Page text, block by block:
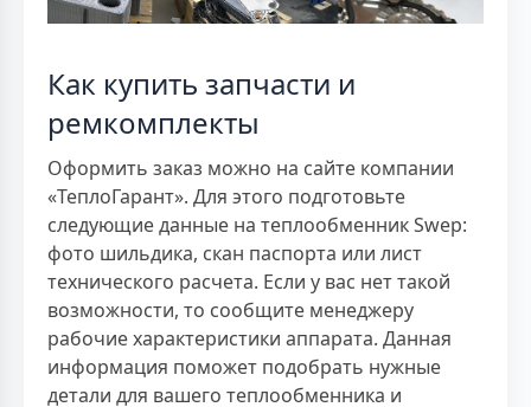
Как купить запчасти и
ремкомплекты
Оформить заказ можно на сайте компании
«ТеплоГарант». Для этого подготовьте
следующие данные на теплообменник Swep:
фото шильдика, скан паспорта или лист
технического расчета. Если у вас нет такой
возможности, то сообщите менеджеру
рабочие характеристики аппарата. Данная
информация поможет подобрать нужные
детали для вашего теплообменника и